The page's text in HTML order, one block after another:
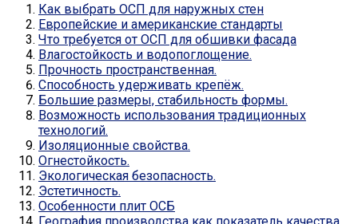
Как выбрать ОСП для наружных стен
Европейские и американские стандарты
Что требуется от ОСП для обшивки фасада
Влагостойкость и водопоглощение.
Прочность пространственная.
Способность удерживать крепёж.
Большие размеры, стабильность формы.
Возможность использования традиционных
технологий.
Изоляционные свойства.
Огнестойкость.
Экологическая безопасность.
Эстетичность.
Особенности плит ОСБ